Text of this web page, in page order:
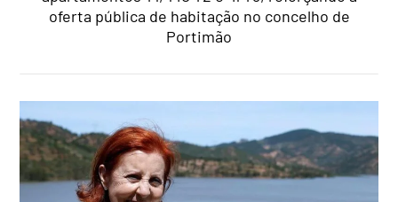
oferta pública de habitação no concelho de
Portimão